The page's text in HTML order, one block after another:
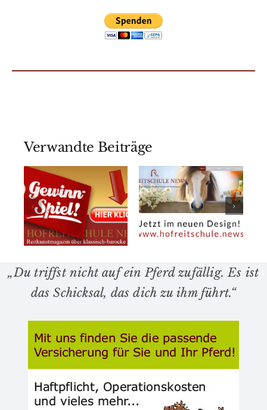
Verwandte Beiträge
Neues
Design!
Über uns
„Du triffst nicht auf ein Pferd zufällig. Es ist
das Schicksal, das dich zu ihm führt.“